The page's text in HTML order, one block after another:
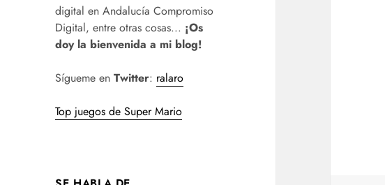
digital en Andalucía Compromiso
Digital, entre otras cosas... ¡Os
doy la bienvenida a mi blog!
Sígueme enTwitter: ralaro
Top juegos de Super Mario